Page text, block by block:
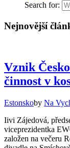
Search for:
Nejnovější
Vznik
činnost v
Estonskoby Na
Iivi Zájedová,
viceprezidentka
založen na večeru